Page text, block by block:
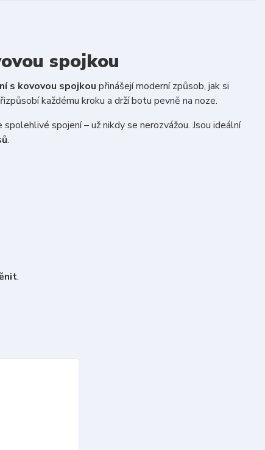
spojkou
s kovovou spojkou přinášejí moderní způsob, jak si
každému kroku a drží botu pevně na noze.
spojení – už nikdy se nerozvážou. Jsou ideální
.
.